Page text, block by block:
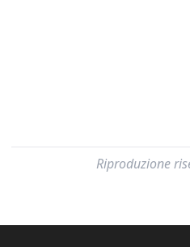
Riproduzione